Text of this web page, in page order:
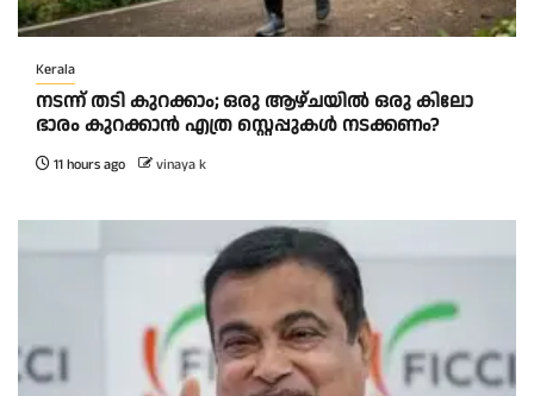
Kerala
നടന്ന് തടി കുറക്കാം; ഒരു ആഴ്ചയിൽ ഒരു കിലോ
ഭാരം കുറക്കാൻ എത്ര സ്റ്റെപ്പുകൾ നടക്കണം?
11 hours ago vinaya k